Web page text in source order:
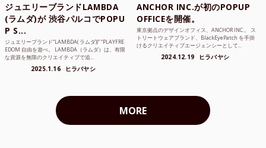
ジュエリーブランドLAMBDA
(ラムダ)が 渋谷パルコでPOPU
P S...
ジュエリーブランド“LAMBDA( ラムダ))” “PLAYFRE
EDOM 自由を遊べ。 LAMBDA（ラムダ）は、有限
な資源を無限のクリエイティブで追...
2025.1.16 ヒラバヤシ
ANCHOR INC.が初のPOPUP
OFFICEを開催。
東京拠点のデザインオフィス、ANCHOR INC.。 ス
トリートウェアブランド、BlackEyePatch を手掛
けるクリエイティブエージェンシーとして...
2024.12.19 ヒラバヤシ
MORE